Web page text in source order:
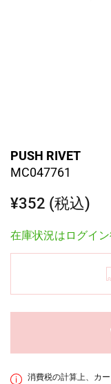
PUSH RIVET
MC047761
¥352 (税込)
在庫状況はログイ
消費税の計算上、カ